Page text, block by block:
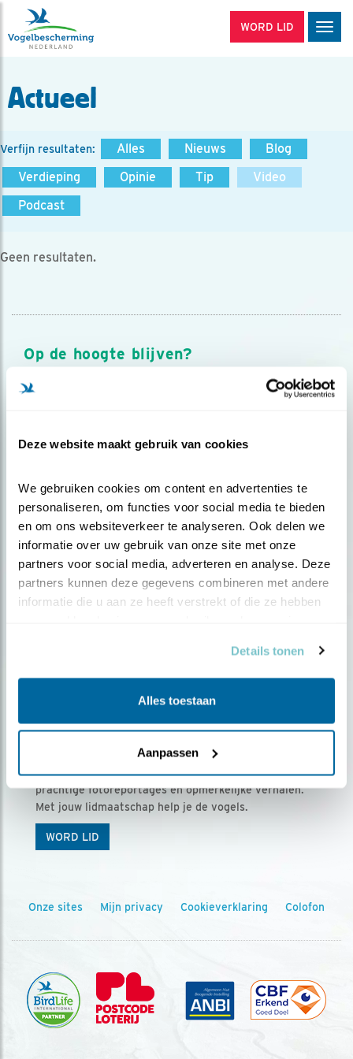
Deze website maakt gebruik van cookies
We gebruiken cookies om content en advertenties te
personaliseren, om functies voor social media te bieden
en om ons websiteverkeer te analyseren. Ook delen we
informatie over uw gebruik van onze site met onze
partners voor social media, adverteren en analyse. Deze
partners kunnen deze gegevens combineren met andere
informatie die u aan ze heeft verstrekt of die ze hebben
Details tonen
Alles toestaan
Aanpassen
WORD LID
Actueel
Verfijn resultaten: Alles Nieuws
Blog
Verdieping
Opinie Tip
Video
Podcast
Geen resultaten.
Op de hoogte blijven?
Meld je aan en ontvang nieuws, inspiratie, acties en tips
over vogels en activiteiten van Vogelbescherming.
Ontvang 5 x Vogels voor € 36,00 per jaar
Vogels is het tijdschrift voor onze leden, met
prachtige fotoreportages en opmerkelijke verhalen.
Met jouw lidmaatschap help je de vogels.
WORD LID
Onze sites Mijn privacy Cookieverklaring Colofon